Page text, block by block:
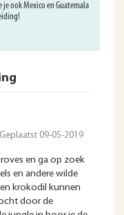
je ook Mexico en Guatemala
Geplaatst 09-05-2019
en ga op zoek
en andere wilde
krokodil kunnen
door de